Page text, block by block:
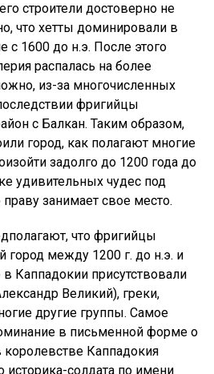
строители достоверно не
что хетты доминировали в
с 1600 до н.э. После этого
распалась на более
из-за многочисленных
фригийцы
с Балкан. Таким образом,
город, как полагают многие
задолго до 1200 года до
удивительных чудес под
занимает свое место.
что фригийцы
город между 1200 г. до н.э. и
Каппадокии присутствовали
Великий), греки,
другие группы. Самое
в письменной форме о
Каппадокия
историка-солдата по имени